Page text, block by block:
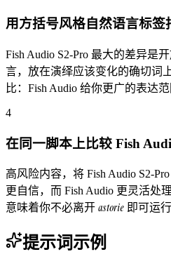
用方括号风格自然语言标签
Fish Audio S2-Pro 最大的差异是
言，放在演绎应该变化的确切词
比：Fish Audio 给你更广的表达
4
在同一脚本上比较 Fish
高风险内容，将 Fish Audio S2-
更自信，而 Fish Audio 更灵活处
意味着你不必离开 astorie 即可运
提示词示例